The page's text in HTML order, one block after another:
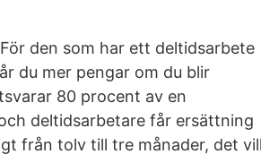
den som har ett deltidsarbete
du mer pengar om du blir
80 procent av en
deltidsarbetare får ersättning
från tolv till tre månader, det vill